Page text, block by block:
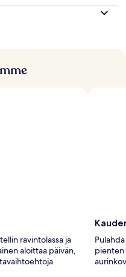
ravintolassa ja
aloittaa päivän,
pienten